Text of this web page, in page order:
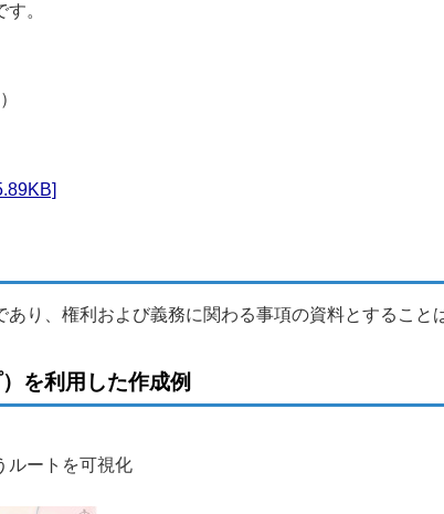
。
り、権利および義務に関わる事項の資料とすること
を利用した作成例
ルートを可視化